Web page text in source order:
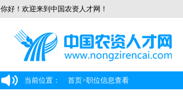
你好！欢迎来到中国农资人才网！
当前位置： 首页>职位信息查看